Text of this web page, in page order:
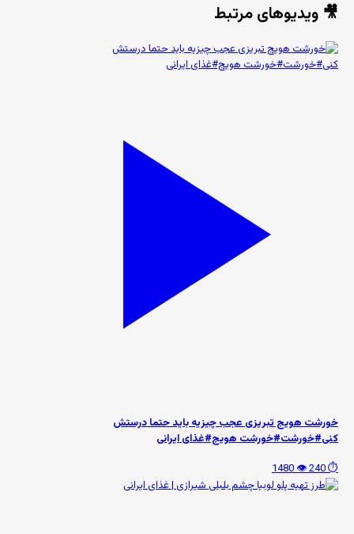
🎥 ویدیوهای مرتبط
خورشت هویج تبریزی عجب چیزیه باید حتما درستش
کنی#خورشت#خورشت هویج#غذای ایرانی
⏱️ 240
👁️ 1480